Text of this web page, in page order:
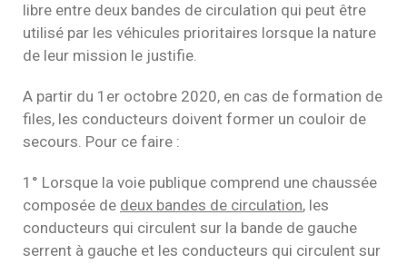
libre entre deux bandes de circulation qui peut être
utilisé par les véhicules prioritaires lorsque la nature
de leur mission le justifie.
A partir du 1er octobre 2020, en cas de formation de
files, les conducteurs doivent former un couloir de
secours. Pour ce faire :
1° Lorsque la voie publique comprend une chaussée
composée de deux bandes de circulation, les
conducteurs qui circulent sur la bande de gauche
serrent à gauche et les conducteurs qui circulent sur